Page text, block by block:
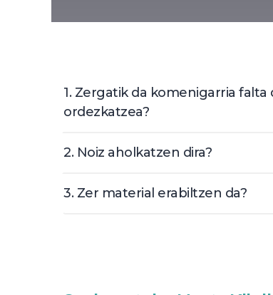
1. Zergatik da komenigarria
ordezkatzea?
2. Noiz aholkatzen dira?
3. Zer material erabiltzen da?